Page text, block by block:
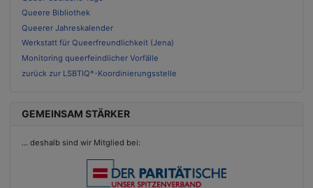
Queere Bibliothek
Queerer Jahreskalender
Werkstatt für Queerfreundlichkeit (Jena)
Monitoring queerfeindlicher Vorfälle
zurück zur LSBTIQ*-Koordinierungsstelle
GEMEINSAM STÄRKER
... deshalb sind wir Mitglied bei: